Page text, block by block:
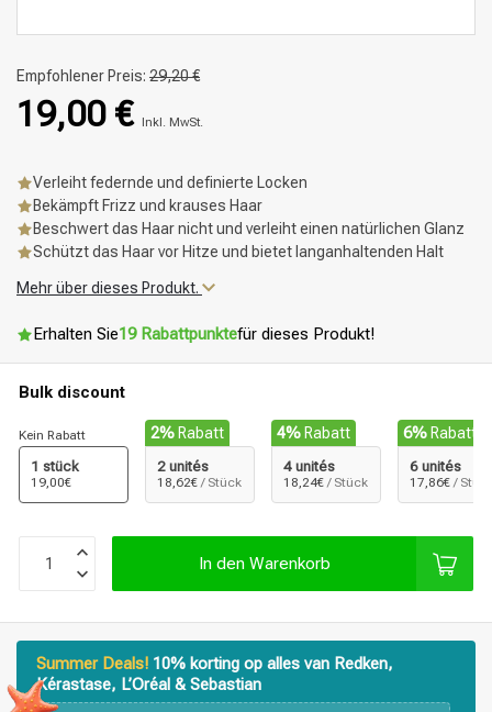
Stylingprodukte
Empfohlener Preis: 29,20 €
19,00 € Inkl. MwSt.
Verleiht federnde und definierte Locken
Bekämpft Frizz und krauses Haar
Beschwert das Haar nicht und verleiht einen natürlichen Glanz
Schützt das Haar vor Hitze und bietet langanhaltenden Halt
Mehr über dieses Produkt.
Erhalten Sie19 Rabattpunktefür dieses Produkt!
Bulk discount
Kein Rabatt
1 stück
19,00€
2% Rabatt
2 unités
18,62€ / Stück
4% Rabatt
4 unités
18,24€ / Stück
6% Rabatt
6 unités
17,86€ /
In den Warenkorb
Summer Deals! 10% korting op alles van Redken,
Kérastase, L’Oréal & Sebastian